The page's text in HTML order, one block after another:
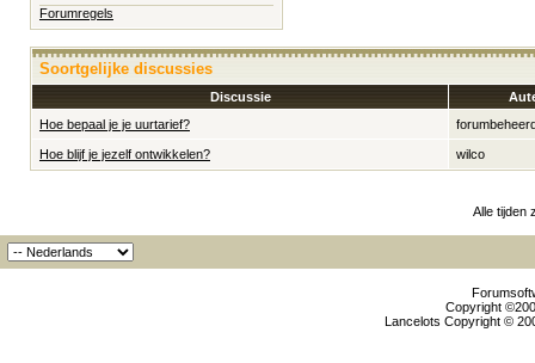
Forumregels
Soortgelijke discussies
Discussie
Hoe bepaal je je uurtarief?
Hoe blijf je jezelf ontwikkelen? wilco
Alle tijden
Copyright
Lancelots Copyright ©